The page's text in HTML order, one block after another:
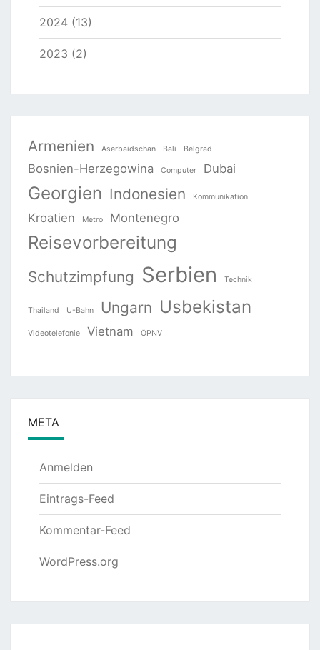
2024 (13)
2023 (2)
Armenien Aserbaidschan Bali Belgrad
Bosnien-Herzegowina Computer Dubai
Georgien Indonesien Kommunikation
Kroatien Metro Montenegro
Reisevorbereitung
Schutzimpfung Serbien Technik
Thailand U-Bahn Ungarn Usbekistan
Videotelefonie Vietnam ÖPNV
META
Anmelden
Eintrags-Feed
Kommentar-Feed
WordPress.org